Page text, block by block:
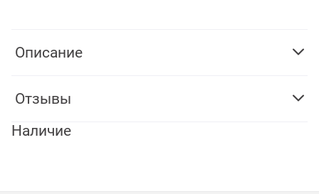
Описание
Отзывы
Наличие